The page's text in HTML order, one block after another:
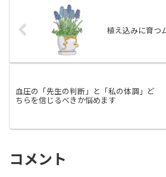
植え込みに育つ
血圧の「先生の判断」と「私の体調」ど
ちらを信じるべきか悩めます
コメント